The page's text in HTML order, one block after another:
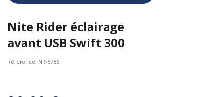
Nite Rider éclairage
avant USB Swift 300
Référence: NR-6786